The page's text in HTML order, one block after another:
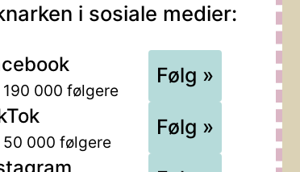
i sosiale medier:
190 000 følgere
Følg »
50 000 følgere
Følg »